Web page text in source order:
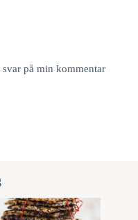
på min kommentar